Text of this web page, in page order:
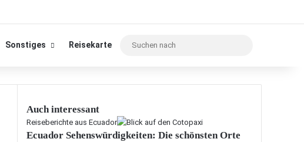
Sonstiges Reisekarte
Auch interessant
S
c
Reiseberichte aus Ecuador
Ecuador Sehenswürdigkeiten: Die schönsten Orte